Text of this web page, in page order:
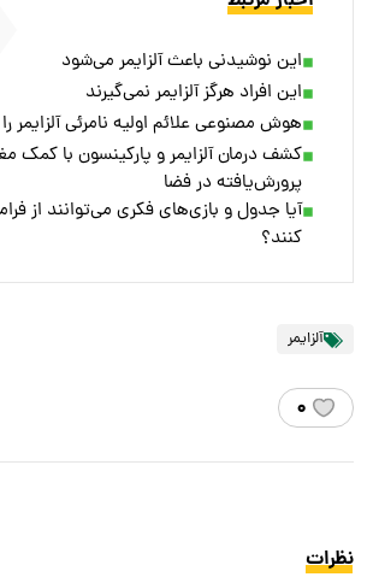
این نوشیدنی باعث آلزایمر می‌شود
این افراد هرگز آلزایمر نمی‌گیرند
هوش مصنوعی علائم اولیه نامرئی آلزایمر
کشف درمان آلزایمر و پارکینسون با کمک
پرورش‌یافته در فضا
آیا جدول و بازی‌های فکری می‌توانند از
کنند؟
آلزایمر
۰
نظرات